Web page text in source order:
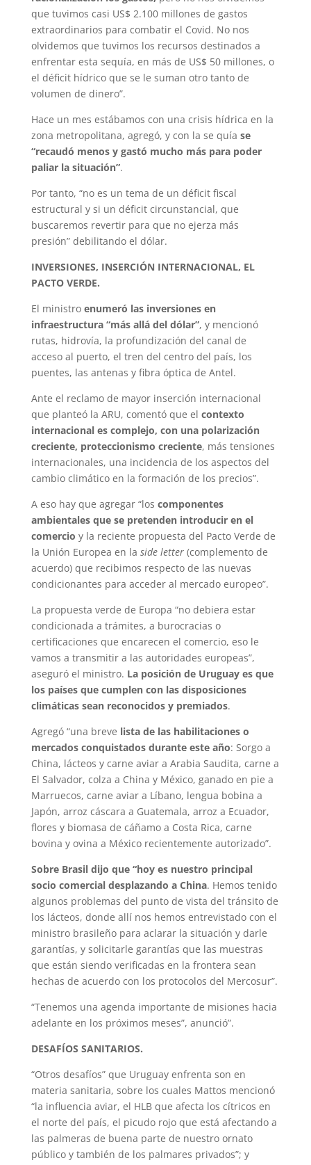
que tuvimos casi US$ 2.100 millones de gastos
extraordinarios para combatir el Covid. No nos
olvidemos que tuvimos los recursos destinados a
enfrentar esta sequía, en más de US$ 50 millones, o
el déficit hídrico que se le suman otro tanto de
volumen de dinero”.
Hace un mes estábamos con una crisis hídrica en la
zona metropolitana, agregó, y con la se quía se
“recaudó menos y gastó mucho más para poder
paliar la situación”.
Por tanto, “no es un tema de un déficit fiscal
estructural y si un déficit circunstancial, que
buscaremos revertir para que no ejerza más
presión” debilitando el dólar.
INVERSIONES, INSERCIÓN INTERNACIONAL, EL
PACTO VERDE.
El ministro enumeró las inversiones en
infraestructura “más allá del dólar”, y mencionó
rutas, hidrovía, la profundización del canal de
acceso al puerto, el tren del centro del país, los
puentes, las antenas y fibra óptica de Antel.
Ante el reclamo de mayor inserción internacional
que planteó la ARU, comentó que el contexto
internacional es complejo, con una polarización
creciente, proteccionismo creciente, más tensiones
internacionales, una incidencia de los aspectos del
cambio climático en la formación de los precios”.
A eso hay que agregar “los componentes
ambientales que se pretenden introducir en el
comercio y la reciente propuesta del Pacto Verde de
la Unión Europea en la side letter(complemento de
acuerdo) que recibimos respecto de las nuevas
condicionantes para acceder al mercado europeo”.
La propuesta verde de Europa “no debiera estar
condicionada a trámites, a burocracias o
certificaciones que encarecen el comercio, eso le
vamos a transmitir a las autoridades europeas”,
aseguró el ministro. La posición de Uruguay es que
los países que cumplen con las disposiciones
climáticas sean reconocidos y premiados.
Agregó “una breve lista de las habilitaciones o
mercados conquistados durante este año: Sorgo a
China, lácteos y carne aviar a Arabia Saudita, carne a
El Salvador, colza a China y México, ganado en pie a
Marruecos, carne aviar a Líbano, lengua bobina a
Japón, arroz cáscara a Guatemala, arroz a Ecuador,
flores y biomasa de cáñamo a Costa Rica, carne
bovina y ovina a México recientemente autorizado”.
Sobre Brasil dijo que “hoy es nuestro principal
socio comercial desplazando a China. Hemos tenido
algunos problemas del punto de vista del tránsito de
los lácteos, donde allí nos hemos entrevistado con el
ministro brasileño para aclarar la situación y darle
garantías, y solicitarle garantías que las muestras
que están siendo verificadas en la frontera sean
hechas de acuerdo con los protocolos del Mercosur”.
“Tenemos una agenda importante de misiones hacia
adelante en los próximos meses”, anunció”.
DESAFÍOS SANITARIOS.
“Otros desafíos” que Uruguay enfrenta son en
materia sanitaria, sobre los cuales Mattos mencionó
“la influencia aviar, el HLB que afecta los cítricos en
el norte del país, el picudo rojo que está afectando a
las palmeras de buena parte de nuestro ornato
público y también de los palmares privados”; y